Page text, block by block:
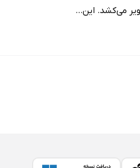
می‌کشد. این...